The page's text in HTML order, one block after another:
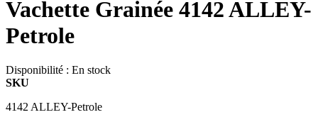
Vachette Grainée 4142 ALLEY-
Petrole
Disponibilité : En stock
SKU
4142 ALLEY-Petrole